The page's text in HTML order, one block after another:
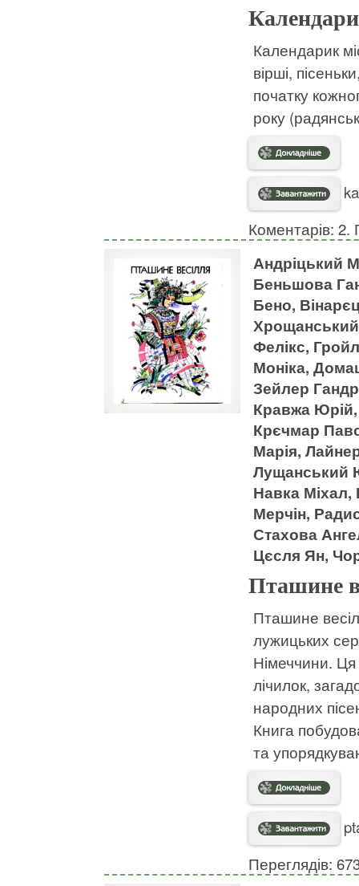
Календарик
вірші,
початку
року
Коментарів: 2.
Андріцький
Беньшова
Бено,
Фелікс,
Моніка,
Зейлер
Кравжа
Крєчмар
Марія,
Лущанський
Навка
Мерчін,
Стахова
Цєсля Ян,
Пташине
Пташине
лужицьких
Німеччини. Ця
лічилок,
народних
Книга
та
Переглядів: